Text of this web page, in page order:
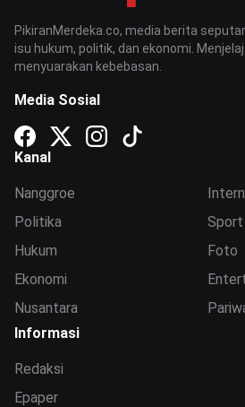
PikiranMerdeka.co, media berita
isu hukum, politik, dan ekonomi.
menyuarakan kebebasan.
Media Sosial
Kanal
Nanggroe
Politika
Hukum
Ekonomi
Nusantara
Sport
Foto
Informasi
Redaksi
Epaper